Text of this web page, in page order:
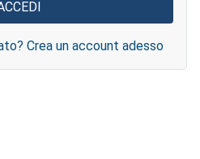
Crea un account adesso